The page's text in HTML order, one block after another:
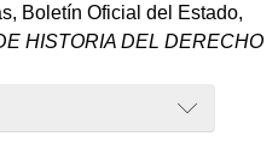
Boletín Oficial del Estado,
HISTORIA DEL DERECHO